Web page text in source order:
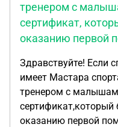
тренером с
сертификат,
оказанию первой
Здравствуйте! Если
имеет Мастара
тренером с
сертификат,который
оказанию первой